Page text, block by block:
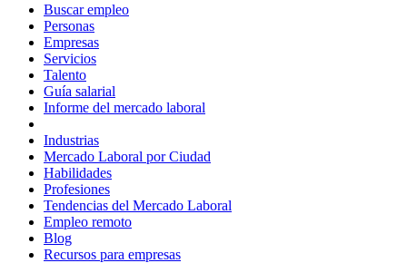
Buscar empleo
Personas
Empresas
Servicios
Talento
Guía salarial
Informe del mercado laboral
Industrias
Mercado Laboral por Ciudad
Habilidades
Profesiones
Tendencias del Mercado Laboral
Empleo remoto
Blog
Recursos para empresas